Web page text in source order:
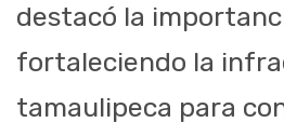
destacó la
fortaleciendo la
tamaulipeca para